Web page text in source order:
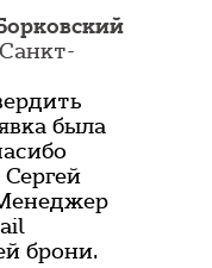
была
брони.